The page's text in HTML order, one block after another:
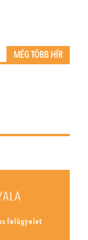
MÉG TÖBB HÍR
felügyelet